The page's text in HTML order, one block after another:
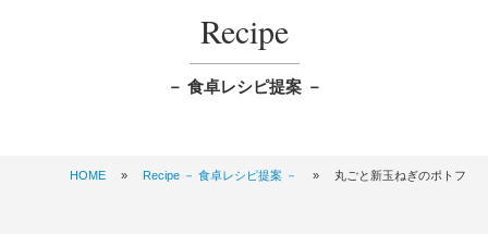
Recipe
－ 食卓レシピ提案 －
HOME » Recipe － 食卓レシピ提案 － » 丸ごと新玉ねぎのポトフ